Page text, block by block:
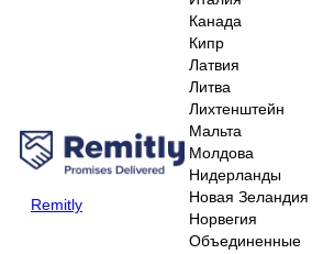
Remitly
Канада
Кипр
Латвия
Литва
Лихтенштейн
Мальта
Молдова
Нидерланды
Новая Зеландия
Норвегия
Объединенные